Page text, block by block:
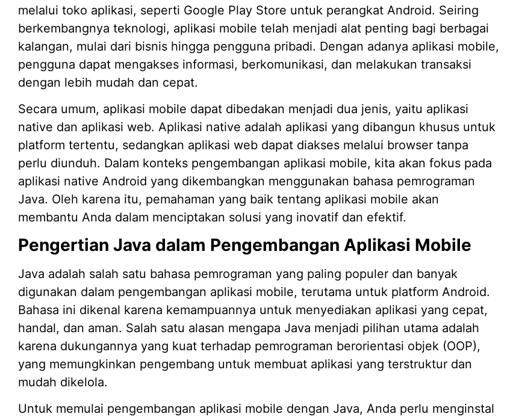
melalui toko aplikasi, seperti Google Play Store untuk perangkat Android. Seiring
berkembangnya teknologi, aplikasi mobile telah menjadi alat penting bagi berbagai
kalangan, mulai dari bisnis hingga pengguna pribadi. Dengan adanya aplikasi mobile,
pengguna dapat mengakses informasi, berkomunikasi, dan melakukan transaksi
dengan lebih mudah dan cepat.
Secara umum, aplikasi mobile dapat dibedakan menjadi dua jenis, yaitu aplikasi
native dan aplikasi web. Aplikasi native adalah aplikasi yang dibangun khusus untuk
platform tertentu, sedangkan aplikasi web dapat diakses melalui browser tanpa
perlu diunduh. Dalam konteks pengembangan aplikasi mobile, kita akan fokus pada
aplikasi native Android yang dikembangkan menggunakan bahasa pemrograman
Java. Oleh karena itu, pemahaman yang baik tentang aplikasi mobile akan
membantu Anda dalam menciptakan solusi yang inovatif dan efektif.
Pengertian Java dalam Pengembangan Aplikasi Mobile
Java adalah salah satu bahasa pemrograman yang paling populer dan banyak
digunakan dalam pengembangan aplikasi mobile, terutama untuk platform Android.
Bahasa ini dikenal karena kemampuannya untuk menyediakan aplikasi yang cepat,
handal, dan aman. Salah satu alasan mengapa Java menjadi pilihan utama adalah
karena dukungannya yang kuat terhadap pemrograman berorientasi objek (OOP),
yang memungkinkan pengembang untuk membuat aplikasi yang terstruktur dan
mudah dikelola.
Untuk memulai pengembangan aplikasi mobile dengan Java, Anda perlu menginstal